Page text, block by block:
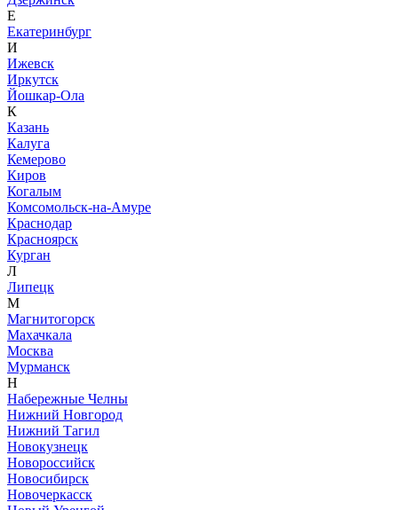
Е
Екатеринбург
И
Ижевск
Иркутск
Йошкар-Ола
К
Казань
Калуга
Кемерово
Киров
Когалым
Комсомольск-на-Амуре
Краснодар
Красноярск
Курган
Л
Липецк
М
Магнитогорск
Махачкала
Москва
Мурманск
Н
Набережные Челны
Нижний Новгород
Нижний Тагил
Новокузнецк
Новороссийск
Новосибирск
Новочеркасск